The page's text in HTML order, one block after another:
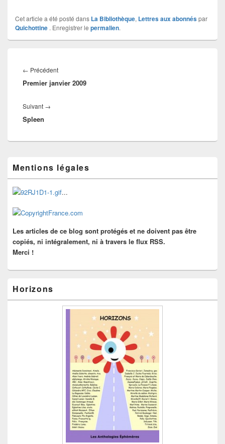
Cet article a été posté dans La Bibliothèque, Lettres aux abonnéspar
Quichottine . Enregistrer le permalien.
de
l’article
← PrécédentArticle
précédent :
Premier janvier 2009
Suivant →
Spleen
principale
de
widget
pour
barre
Mentions légales
...
Les articles de ce blog sont protégés et ne doivent pas être
copiés, ni intégralement, ni à travers le flux RSS.
Merci !
Horizons